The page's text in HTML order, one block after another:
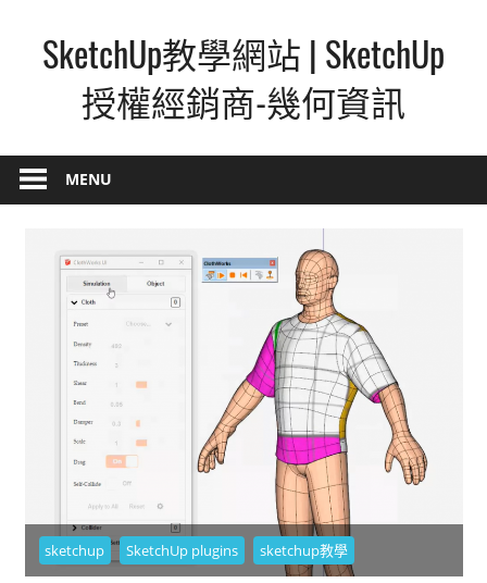
contentSketchUp教學網站 | SketchUp
授權經銷商-幾何資訊
–
最
上
手
MENU
sketchup SketchUp plugins sketchup教學